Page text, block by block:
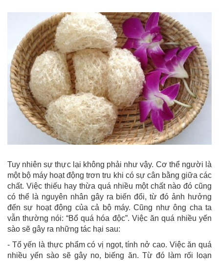
Tuy nhiên sự thực lại không phải như vậy. Cơ thể người là
một bộ máy hoạt động trơn tru khi có sự cân bằng giữa các
chất. Việc thiếu hay thừa quá nhiều một chất nào đó cũng
có thể là nguyên nhân gây ra biến đổi, từ đó ảnh hưởng
đến sự hoạt động của cả bộ máy. Cũng như ông cha ta
vẫn thường nói: “Bổ quá hóa độc”. Việc ăn quá nhiều yến
sào sẽ gây ra những tác hại sau:
- Tổ yến là thực phẩm có vị ngọt, tính nở cao. Việc ăn quá
nhiều yến sào sẽ gây no, biếng ăn. Từ đó làm rối loạn